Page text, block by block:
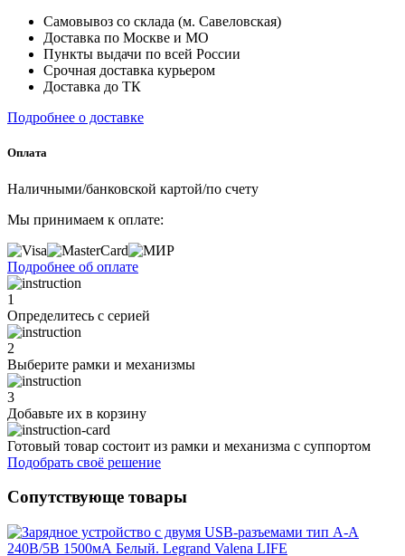
Самовывоз со склада (м. Савеловская)
Доставка по Москве и МО
Пункты выдачи по всей России
Срочная доставка курьером
Доставка до ТК
Подробнее о доставке
Оплата
Наличными/банковской картой/по счету
Мы принимаем к оплате:
Подробнее об оплате
1
Определитесь с серией
2
Выберите рамки и механизмы
3
Добавьте их в корзину
Готовый товар состоит из рамки и механизма с суппортом
Подобрать своё решение
Сопутствующе товары